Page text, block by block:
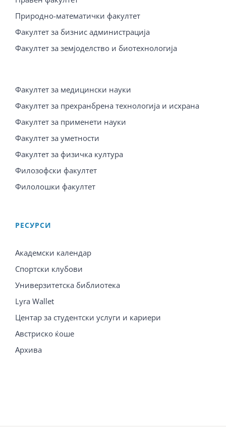
Природно-математички факултет
Факултет за бизнис администрација
Факултет за земјоделство и биотехнологија
Факултет за медицински науки
Факултет за прехранбрена технологија и исхрана
Факултет за применети науки
Факултет за уметности
Факултет за физичка култура
Филозофски факултет
Филолошки факултет
PЕСУРСИ
Академски календар
Спортски клубови
Универзитетска библиотека
Lyra Wallet
Центар за студентски услуги и кариери
Австриско ќоше
Архива